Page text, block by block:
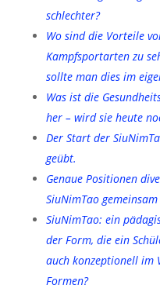
schlechter?
Wo sind die Vorteile
Kampfsportarten zu
sollte man dies im
Was ist die
her – wird sie heute
Der Start der
geübt.
Genaue Positionen
SiuNimTao
SiuNimTao: ein
der Form, die ein
auch konzeptionell im
Formen?